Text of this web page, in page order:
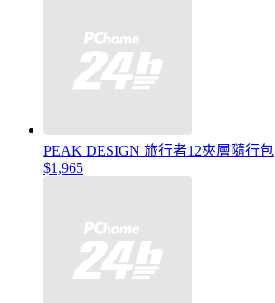
PEAK DESIGN 旅行者12夾層隨行包
$1,965